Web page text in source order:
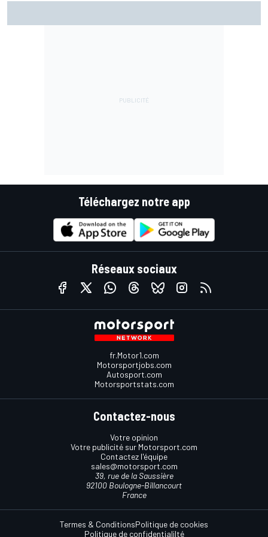
Téléchargez notre app
Réseaux sociaux
fr.Motor1.com
Motorsportjobs.com
Autosport.com
Motorsportstats.com
Contactez-nous
Votre opinion
Votre publicité sur Motorsport.com
Contactez l'équipe
sales@motorsport.com
39, rue de la Saussière
92100 Boulogne-Billancourt
France
Termes & ConditionsPolitique de cookies
Politique de confidentialilté